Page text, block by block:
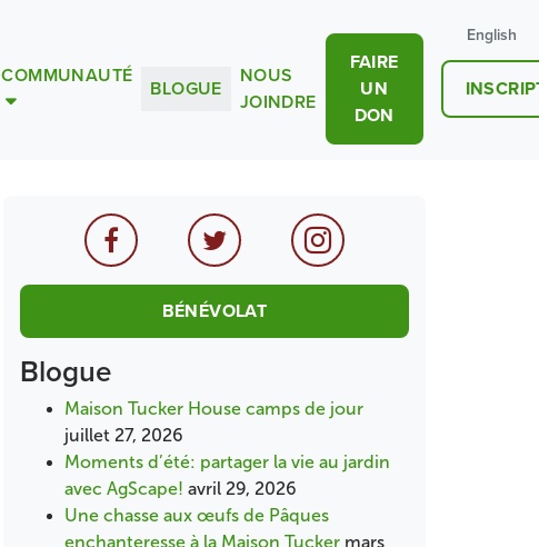
English
COMMUNAUTÉ
BLOGUE
NOUS
JOINDRE
FAIRE
UN
DON
BÉNÉVOLAT
Blogue
Maison Tucker House camps de jour
juillet 27, 2026
Moments d’été: partager la vie au jardin
avec AgScape! avril 29, 2026
Une chasse aux œufs de Pâques
enchanteresse à la Maison Tucker mars